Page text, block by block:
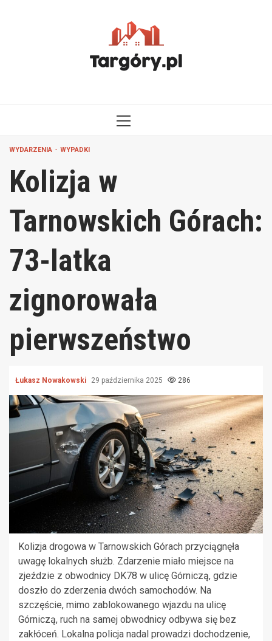
MENU
WYDARZENIA WYPADKI
Kolizja w
Tarnowskich Górach:
73-latka
zignorowała
pierwszeństwo
Łukasz Nowakowski 29 października 2025 286
Kolizja drogowa w Tarnowskich Górach przyciągnęła
uwagę lokalnych służb. Zdarzenie miało miejsce na
zjeździe z obwodnicy DK78 w ulicę Górniczą, gdzie
doszło do zderzenia dwóch samochodów. Na
szczęście, mimo zablokowanego wjazdu na ulicę
Górniczą, ruch na samej obwodnicy odbywa się bez
zakłóceń. Lokalna policja nadal prowadzi dochodzenie,